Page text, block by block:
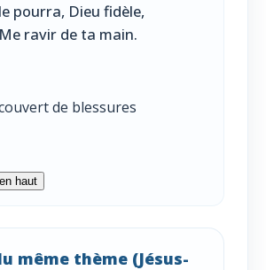
pourra, Dieu fidèle,
Me ravir de ta main.
de blessures
haut
même thème (Jésus-